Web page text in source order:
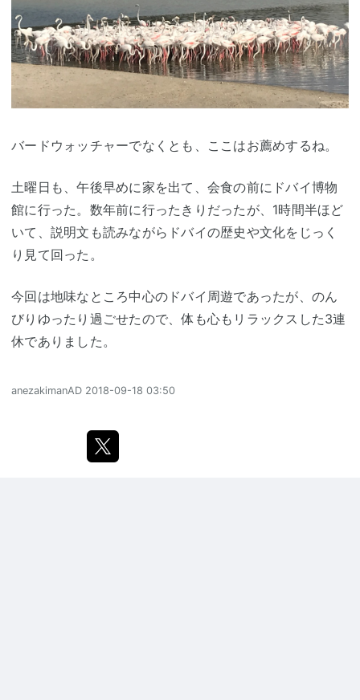
バードウォッチャーでなくとも、ここはお薦めするね。
土曜日も、午後早めに家を出て、会食の前にドバイ博物
館に行った。数年前に行ったきりだったが、1時間半ほど
いて、説明文も読みながらドバイの歴史や文化をじっく
り見て回った。
今回は地味なところ中心のドバイ周遊であったが、のん
びりゆったり過ごせたので、体も心もリラックスした3連
休でありました。
anezakimanAD 2018-09-18 03:50